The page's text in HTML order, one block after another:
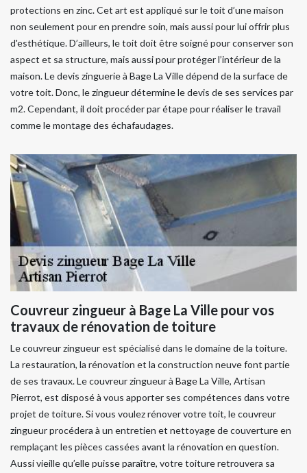
protections en zinc. Cet art est appliqué sur le toit d’une maison
non seulement pour en prendre soin, mais aussi pour lui offrir plus
d'esthétique. D’ailleurs, le toit doit être soigné pour conserver son
aspect et sa structure, mais aussi pour protéger l’intérieur de la
maison. Le devis zinguerie à Bage La Ville dépend de la surface de
votre toit. Donc, le zingueur détermine le devis de ses services par
m2. Cependant, il doit procéder par étape pour réaliser le travail
comme le montage des échafaudages.
Couvreur zingueur à Bage La Ville pour vos
travaux de rénovation de toiture
Le couvreur zingueur est spécialisé dans le domaine de la toiture.
La restauration, la rénovation et la construction neuve font partie
de ses travaux. Le couvreur zingueur à Bage La Ville, Artisan
Pierrot, est disposé à vous apporter ses compétences dans votre
projet de toiture. Si vous voulez rénover votre toit, le couvreur
zingueur procédera à un entretien et nettoyage de couverture en
remplaçant les pièces cassées avant la rénovation en question.
Aussi vieille qu’elle puisse paraître, votre toiture retrouvera sa